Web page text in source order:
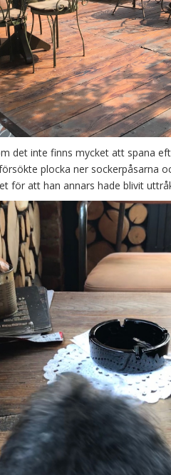
det inte finns mycket att spana
plocka ner sockerpåsarna
för att han annars hade blivit